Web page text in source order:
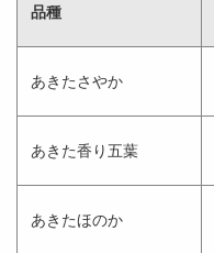
品種
あきたさやか
あきた香り五葉
あきたほのか